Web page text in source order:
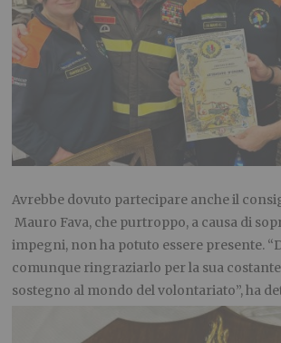
Avrebbe dovuto partecipare anche il
Mauro Fava, che purtroppo, a causa di
impegni, non ha potuto essere presente.
comunque ringraziarlo per la sua
sostegno al mondo del volontariato”, ha